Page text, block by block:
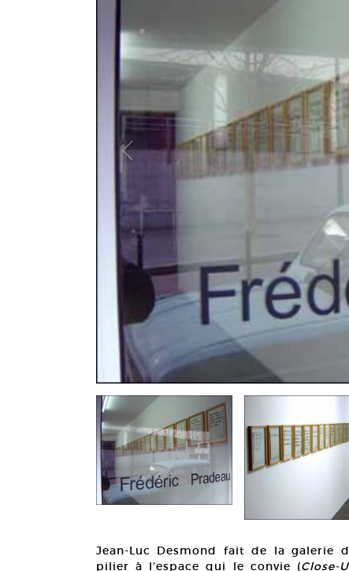
Jean-Luc Desmond fait de la galerie
pilier à l’espace qui le convie (Close-